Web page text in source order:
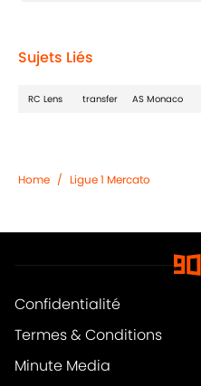
Sujets Liés
RC Lens transfer AS Monaco
Home / Ligue 1 Mercato
Confidentialité
Termes & Conditions
Minute Media